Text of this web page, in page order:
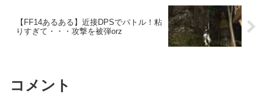
【FF14あるある】近接DPSでバトル！粘
りすぎて・・・攻撃を被弾orz
コメント